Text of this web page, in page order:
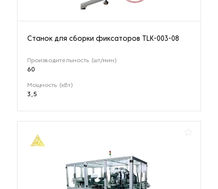
Станок для сборки фиксаторов TLK-003-08
Производительность (шт/мин)
60
Мощность (кВт)
3,5